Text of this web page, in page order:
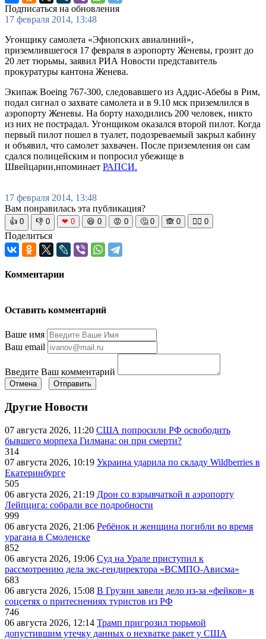
Подписаться на обновления
17 февраля 2014, 13:48
Угонщику самолета «Эфиопских авиалиний»,
приземлившегося 17 февраля в аэропорту Женевы, грозит до
20 лет тюрьмы, заявил РИА Новости представитель
прокуратуры кантона Женева.
Экипаж Boeing 767-300, следовавшего из Аддис-Абебы в Рим,
подал сигнал о захвате самолета и в 9.10 мск приземлился в
аэропорту Женевы. На борту находились 200 человек, никто
из них не пострадал. Угонщиком оказался второй пилот. Когда
первый пилот пошел в туалет, подозреваемый закрыл кабину
и объявил, что самолет захвачен. После приземления он сам
сдался полицейским и попросил убежище в
Швейцарии,нпоминает РАПСИ.
17 февраля 2014, 13:48
Вам понравилась эта публикация?
👍 0 👎 0 ❤ 0 😆 0 😡 0 🤔 0 🙈 0 🧘‍♀️ 0
Поделиться
Комментарии
Оставить комментарий
Ваше имя
Ваш email
Введите Ваш комментарий
Отмена Отправить
Другие Новости
07 августа 2026, 11:20 США попросили РФ освободить
бывшего морпеха Гилмана: он при смерти?
314
07 августа 2026, 10:19 Украина ударила по складу Wildberries в
Екатеринбурге
505
06 августа 2026, 21:19 Дрон со взрывчаткой в аэропорту
Лейпцига: собрали все подробности
999
06 августа 2026, 21:06 Ребёнок и женщина погибли во время
урагана в Смоленске
852
06 августа 2026, 19:06 Суд на Урале приступил к
рассмотрению дела экс-гендиректора «ВСМПО-Ависма»
683
06 августа 2026, 15:08 В Грузии завели дело из-за «фейков» в
соцсетях о притеснениях туристов из РФ
746
06 августа 2026, 12:14 Трамп пригрозил тюрьмой
допустившим утечку данных о нехватке ракет у США